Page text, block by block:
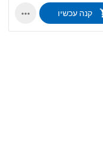
קנה עכשיו 